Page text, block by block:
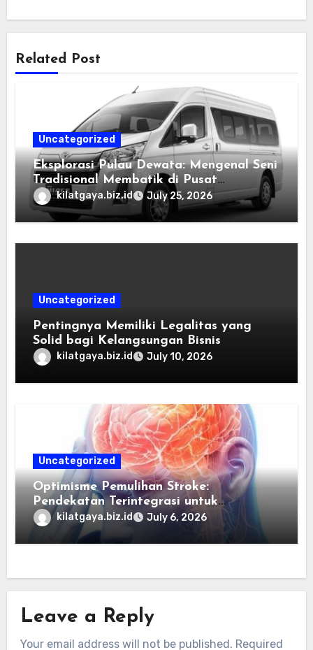
Related Post
Uncategorized
Eksplorasi Pulau Dewata: Mengenal Seni
Tradisional Membatik di Pusat
Kebudayaan Ubud
kilatgaya.biz.id July 25, 2026
Uncategorized
Pentingnya Memiliki Legalitas yang
Solid bagi Kelangsungan Bisnis
kilatgaya.biz.id July 10, 2026
Uncategorized
Optimisme Pemulihan Stroke:
Pendekatan Terintegrasi untuk
Mengembalikan Kualitas Hidup Guna
Memulihkan Kepercayaan Diri Pasien
Melalui Dukungan Nutrisi dan Stimulasi
kilatgaya.biz.id July 6, 2026
Leave a Reply
Your email address will not be published. Required